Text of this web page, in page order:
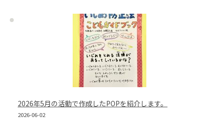
2026年5月の活動で作成したPOPを紹介します。
2026-06-02